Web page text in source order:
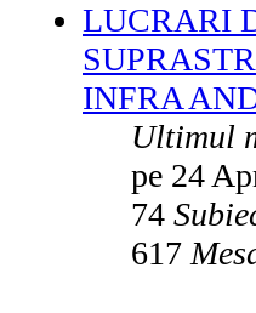
LUCRARI
INFRA
Ultimul
pe 24
74
617